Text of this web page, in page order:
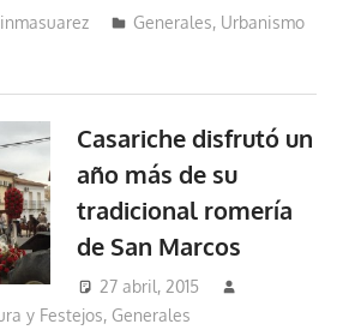
inmasuarez Generales, Urbanismo
Casariche disfrutó un
año más de su
tradicional romería
de San Marcos
27 abril, 2015
y Festejos, Generales